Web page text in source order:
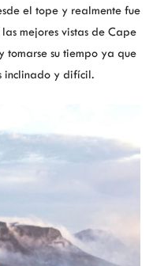
el tope y realmente fue
mejores vistas de Cape
tomarse su tiempo ya que
inclinado y difícil.